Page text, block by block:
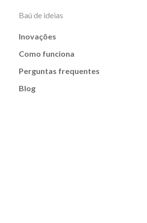
Baú de ideias
Inovações
Como funciona
Perguntas frequentes
Blog